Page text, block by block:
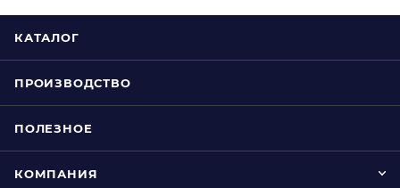
КАТАЛОГ
ПРОИЗВОДСТВО
ПОЛЕЗНОЕ
КОМПАНИЯ